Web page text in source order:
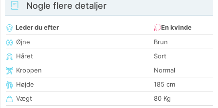
Nogle flere detaljer
Leder du efter
En kvinde
Øjne
Brun
Håret
Sort
Kroppen
Normal
Højde
185 cm
Vægt
80 Kg